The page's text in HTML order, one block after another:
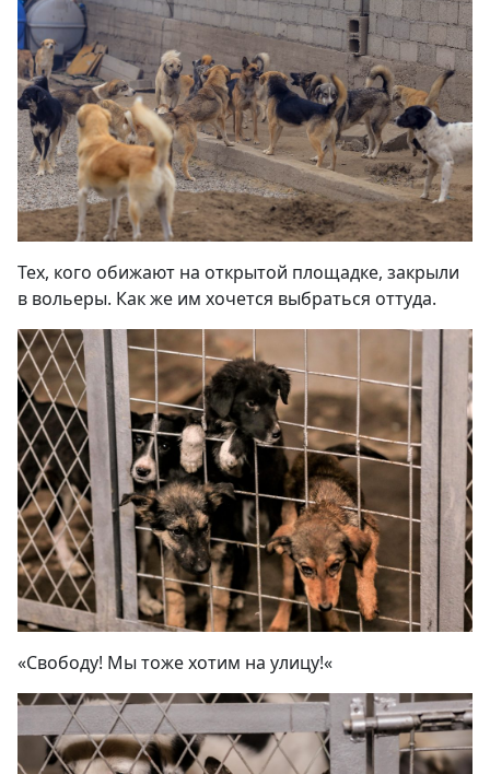
Тех, кого обижают на открытой площадке, закрыли
в вольеры. Как же им хочется выбраться оттуда.
«Свободу! Мы тоже хотим на улицу!«